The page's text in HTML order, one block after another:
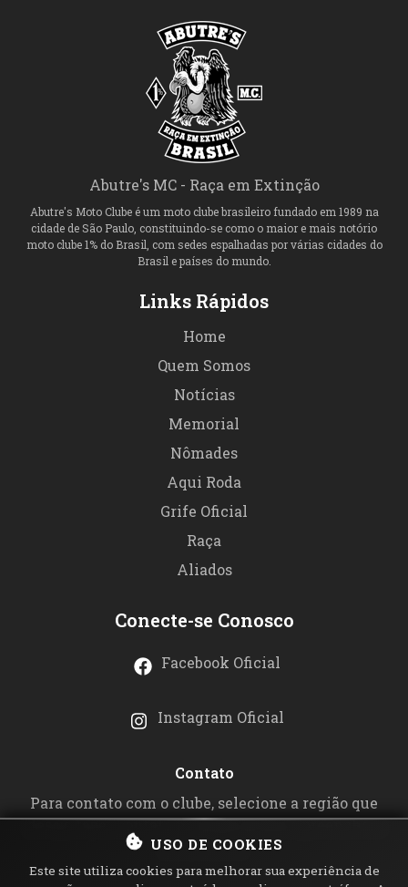
Abutre's MC - Raça em Extinção
Abutre's Moto Clube é um moto clube brasileiro fundado em 1989 na
cidade de São Paulo, constituindo-se como o maior e mais notório
moto clube 1% do Brasil, com sedes espalhadas por várias cidades do
Brasil e países do mundo.
Links Rápidos
Home
Quem Somos
Notícias
Memorial
Nômades
Aqui Roda
Grife Oficial
Raça
Aliados
Conecte-se Conosco
Facebook Oficial
Instagram Oficial
Contato
Para contato com o clube, selecione a região que
deseja fazer contato nomapa acimae preencha o
formulário.
USO DE COOKIES
Este site utiliza cookies para melhorar sua experiência de